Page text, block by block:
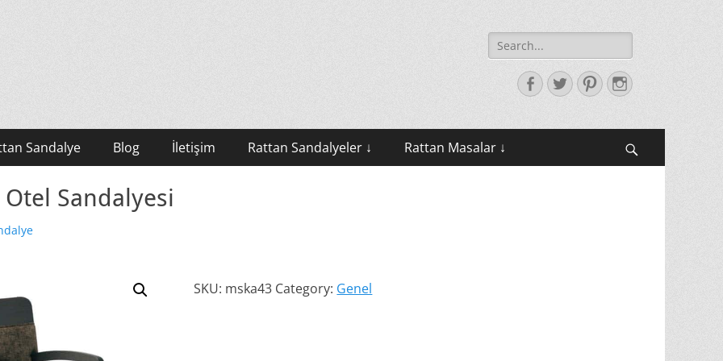
Search
for:
Facebook
TwitterPinterestInstagram
Sandalye Blog İletişim Rattan Sandalyeler ↓ Rattan Masalar ↓
Sandalyesi
SKU: mska43 Category: Genel